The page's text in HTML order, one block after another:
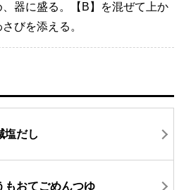
器に盛る。【B】を混ぜて上か
びを添える。
塩だし
もおてごめんつゆ